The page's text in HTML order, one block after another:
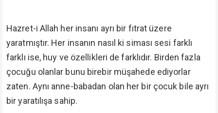
Hazret-i Allah her insanı ayrı bir fıtrat üzere
yaratmıştır. Her insanın nasıl ki siması sesi farklı
farklı ise, huy ve özellikleri de farklıdır. Birden fazla
çocuğu olanlar bunu birebir müşahede ediyorlar
zaten. Aynı anne-babadan olan her bir çocuk bile ayrı
bir yaratılışa sahip.